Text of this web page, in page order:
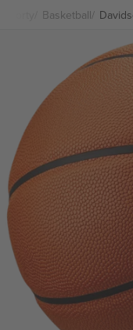
Basketball